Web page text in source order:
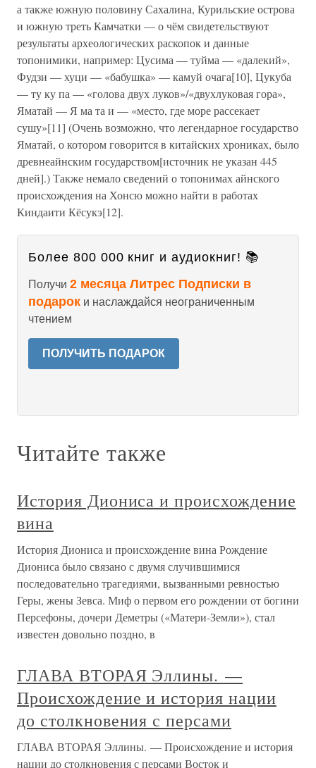
а также южную половину Сахалина, Курильские острова
и южную треть Камчатки — о чём свидетельствуют
результаты археологических раскопок и данные
топонимики, например: Цусима — туйма — «далекий»,
Фудзи — хуци — «бабушка» — камуй очага[10], Цукуба
— ту ку па — «голова двух луков»/«двухлуковая гора»,
Яматай — Я ма та и — «место, где море рассекает
сушу»[11] (Очень возможно, что легендарное государство
Яматай, о котором говорится в китайских хрониках, было
древнеайнским государством[источник не указан 445
дней].) Также немало сведений о топонимах айнского
происхождения на Хонсю можно найти в работах
Киндаити Кёсукэ[12].
Более 800 000 книг и аудиокниг! 📚
Получи 2 месяца Литрес Подписки в
подарок и наслаждайся неограниченным
чтением
ПОЛУЧИТЬ ПОДАРОК
Читайте также
История Диониса и происхождение
вина
История Диониса и происхождение вина Рождение
Диониса было связано с двумя случившимися
последовательно трагедиями, вызванными ревностью
Геры, жены Зевса. Миф о первом его рождении от богини
Персефоны, дочери Деметры («Матери-Земли»), стал
известен довольно поздно, в
ГЛАВА ВТОРАЯ Эллины. —
Происхождение и история нации
до столкновения с персами
ГЛАВА ВТОРАЯ Эллины. — Происхождение и история
нации до столкновения с персами Восток и